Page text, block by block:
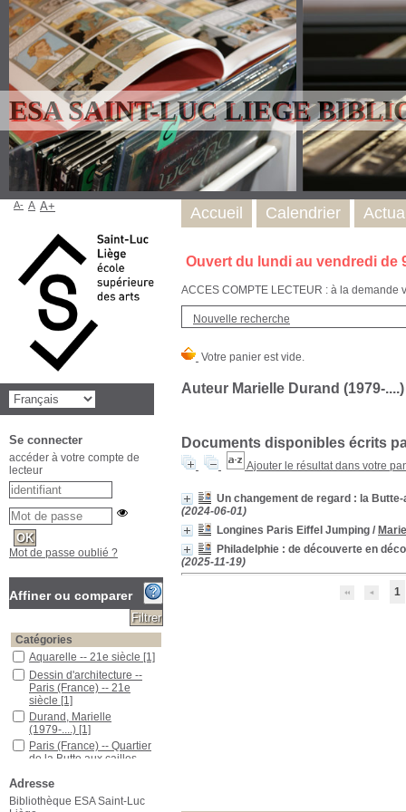
ESA SAINT-LUC LIEGE
Ouvert du lundi au vendredi de
ACCES COMPTE LECTEUR : à la
Nouvelle recherche
Auteur Marielle Durand (1979-....)
Documents disponibles écrits
Ajouter le résultat dans votre
Un changement de regard : la
(2024-06-01)
Longines Paris Eiffel Jumping /
Philadelphie : de découverte en
(2025-11-19)
1
Accueil Calendrier
A- A A+
Se connecter
accéder à votre compte de
lecteur
Mot de passe oublié ?
Affiner ou comparer
Catégories
Aquarelle -- 21e siècle [1]
Dessin d'architecture --
Paris (France) -- 21e
siècle [1]
Durand, Marielle
(1979-....) [1]
Paris (France) -- Quartier
de la Butte aux cailles --
Peinture à l'aquarelle --
21e siècle[1]
Adresse
Bibliothèque ESA Saint-Luc